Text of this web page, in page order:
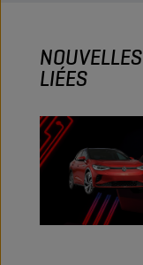
NOUVELLES
LIÉES